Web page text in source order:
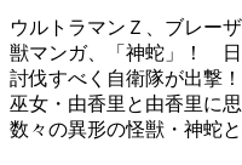
ウルトラマンＺ、ブレー
獣マンガ、「神蛇」！
討伐すべく自衛隊が出撃
巫女・由香里と由香里に
数々の異形の怪獣・神蛇